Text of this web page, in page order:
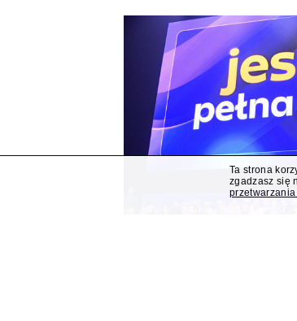
Ta strona
zgadzasz się